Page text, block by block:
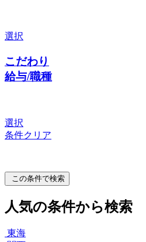
選択
こだわり
給与/職種
選択
条件クリア
この条件で検索
人気の条件から検索
東海